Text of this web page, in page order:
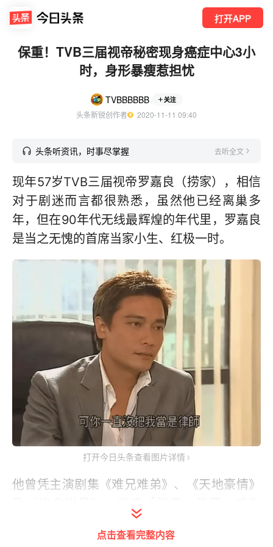
打开APP
保重！TVB三届视帝秘密现身癌症中心3小
时，身形暴瘦惹担忧
TVBBBBBB 关注
头条新锐创作者
  2020-11-11 09:40
头条听资讯，时事尽掌握 去听全文
现年57岁TVB三届视帝罗嘉良（捞家），相信
对于剧迷而言都很熟悉，虽然他已经离巢多
年，但在90年代无线最辉煌的年代里，罗嘉良
是当之无愧的首席当家小生、红极一时。
打开今日头条查看图片详情
他曾凭主演剧集《难兄难弟》、《天地豪情》
TVB开台以来首位创下「三届视帝」记录的男
艺人，罗嘉良亦因此成为香港视坛的一代传
点击查看完整内容